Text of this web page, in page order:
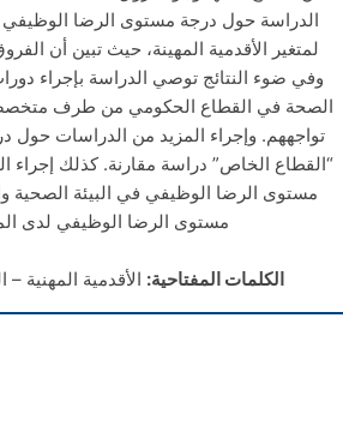
الدراسة حول درجة مستوى الرضا
وفي ضوء النتائج توصي الدراسة بإجراء
الصحة في القطاع الحكومي من طرف
تواجههم. وإجراء المزيد من الدراسات
“القطاع الخاص” دراسة مقارنة. كذلك
مستوى الرضا الوظيفي في البيئة الصحية
مستوى الرضا الوظيفي لدى
الكلمات المفتاحية: الأقدمية